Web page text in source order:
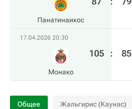
Панатинаикос
17.04.2026 20:30
Монако
105 : 85
Общее Жальгирис (Каунас)